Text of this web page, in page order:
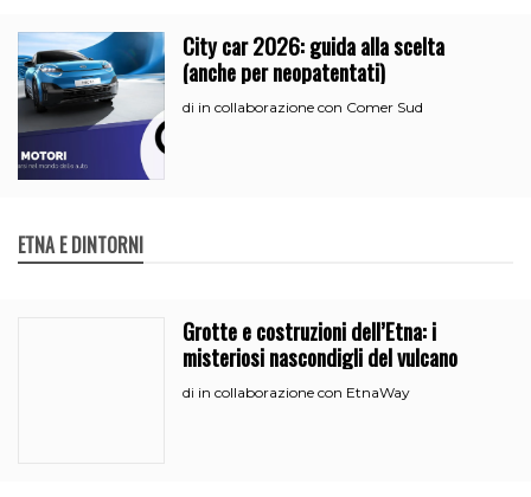
City car 2026: guida alla scelta
(anche per neopatentati)
di in collaborazione con Comer Sud
ETNA E DINTORNI
Grotte e costruzioni dell’Etna: i
misteriosi nascondigli del vulcano
di in collaborazione con EtnaWay